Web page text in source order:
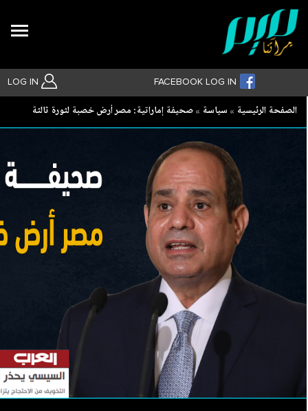
LOG IN FACEBOOK LOG IN
Breadcrumb
الصفحة الرئيسية سياسة صحيفة إماراتية: مصر أرض خصبة لثورة ثالثة